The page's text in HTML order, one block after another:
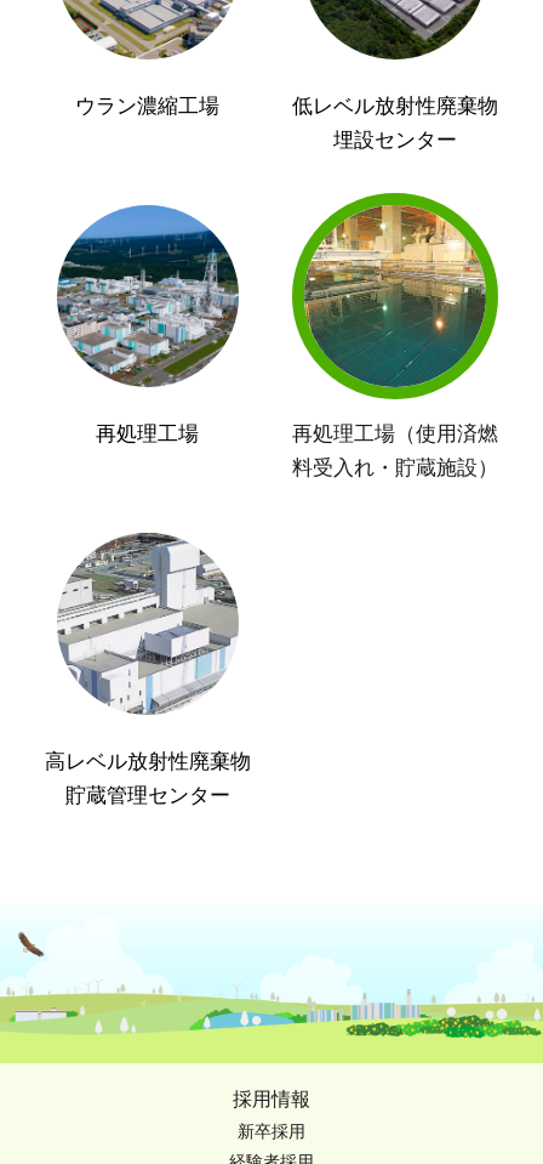
ウラン濃縮工場
低レベル放射性廃棄物
埋設センター
再処理工場
再処理工場（使用済燃
料受入れ・貯蔵施設）
高レベル放射性廃棄物
貯蔵管理センター
採用情報
新卒採用